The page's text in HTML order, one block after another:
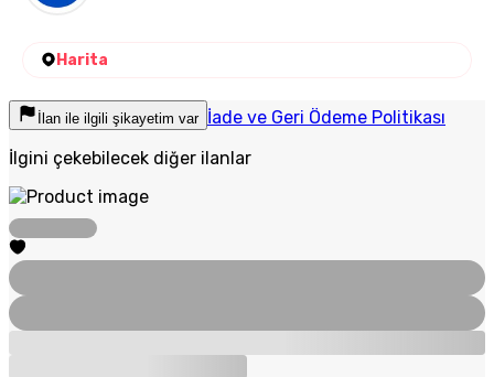
Harita
İlan ile ilgili şikayetim var İade ve Geri Ödeme Politikası
İlgini çekebilecek diğer ilanlar